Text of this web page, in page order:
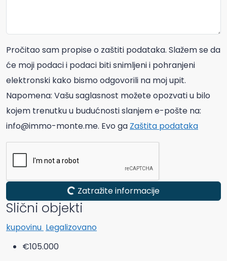
Pročitao sam propise o zaštiti podataka. Slažem se da
će moji podaci i podaci biti snimljeni i pohranjeni
elektronski kako bismo odgovorili na moj upit.
Napomena: Vašu saglasnost možete opozvati u bilo
kojem trenutku u budućnosti slanjem e-pošte na:
info@immo-monte.me. Evo ga Zaštita podataka
Zatražite informacije
Slični objekti
kupovinu Legalizovano
€105.000